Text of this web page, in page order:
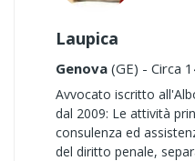
Laupica
Genova (GE) - Circa
Avvocato iscritto
dal 2009: Le attività
consulenza ed
del diritto penale,